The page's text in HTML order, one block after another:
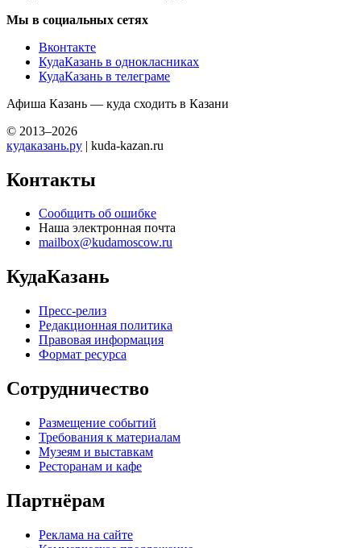
Мы в социальных сетях
Вконтакте
КудаКазань в однокласниках
КудаКазань в телеграме
Афиша Казань — куда сходить в Казани
© 2013–2026
кудаказань.ру | kuda-kazan.ru
Контакты
Сообщить об ошибке
Наша электронная почта
mailbox@kudamoscow.ru
КудаКазань
Пресс-релиз
Редакционная политика
Правовая информация
Формат ресурса
Сотрудничество
Размещение событий
Требования к материалам
Музеям и выставкам
Ресторанам и кафе
Партнёрам
Реклама на сайте